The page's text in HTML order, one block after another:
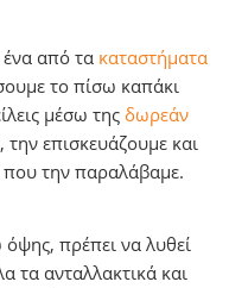
από τα καταστήματα
το πίσω καπάκι
μέσω της δωρεάν
επισκευάζουμε και
που την παραλάβαμε.
όψης, πρέπει να λυθεί
τα ανταλλακτικά και